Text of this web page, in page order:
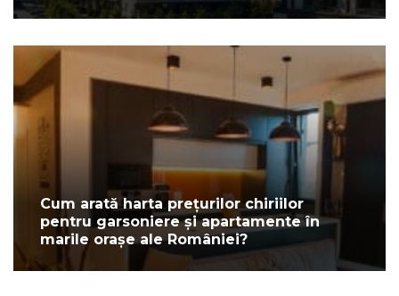
Cum arată harta prețurilor chiriilor
pentru garsoniere și apartamente în
marile orașe ale României?